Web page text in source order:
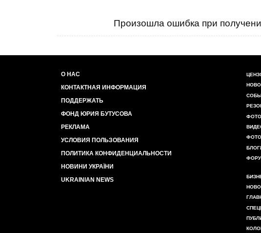
Произошла ошибка при
О НАС
КОНТАКТНАЯ ИНФОРМАЦИЯ
ПОДДЕРЖАТЬ
ФОНД ЮРИЯ БУТУСОВА
РЕКЛАМА
УСЛОВИЯ ПОЛЬЗОВАНИЯ
ПОЛИТИКА КОНФИДЕНЦИАЛЬНОСТИ
НОВИНИ УКРАЇНИ
UKRAINIAN NEWS
ФОТО